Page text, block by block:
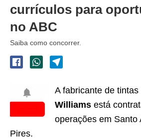
currículos para
no ABC
Saiba como concorrer.
A fabricante de tintas
Williams está
operações em Santo
Pires.